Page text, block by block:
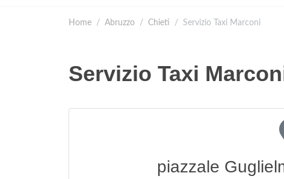
Home Abruzzo Chieti Servizio Taxi Marconi
Servizio Taxi
piazzale